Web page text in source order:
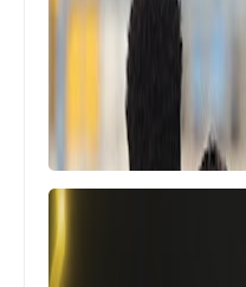
.. اتحاد الكرة
و مودرن